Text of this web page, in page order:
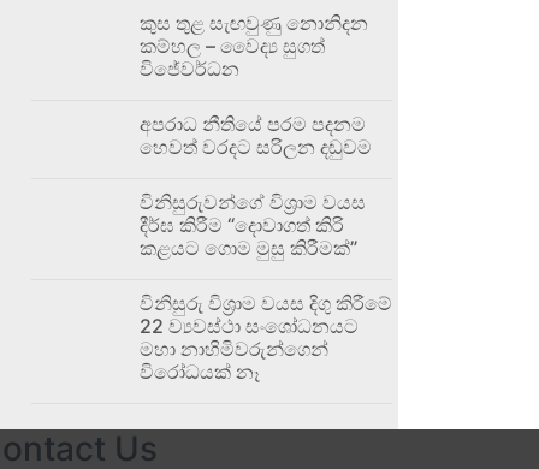
කුස තුළ සැඟවුණු නොනිදන
කම්හල – වෛද්‍ය සුගත්
විජේවර්ධන
අපරාධ නීතියේ පරම පදනම
හෙවත් වරදට සරිලන දඬුවම
විනිසුරුවන්ගේ විශ්‍රාම වයස
දීර්ඝ කිරීම “දොවාගත් කිරි
කළයට ගොම මුසු කිරීමක්”
විනිසුරු විශ්‍රාම වයස දිගු කිරීමේ
22 ව්‍යවස්ථා සංශෝධනයට
මහා නාහිමිවරුන්ගෙන්
විරෝධයක් නෑ
Us